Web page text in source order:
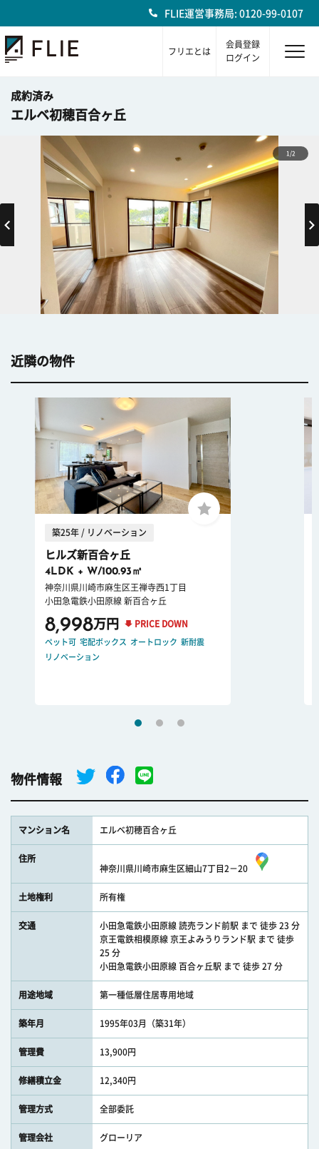
FLIE運営事務局: 0120-99-0107
フリエとは
会員登録
ログイン
成約済み
エルベ初穂百合ヶ丘
1/2
近隣の物件
築25年 / リノベーション
ヒルズ新百合ヶ丘
4LDK + W/100.93㎡
神奈川県川崎市麻生区王禅寺西1丁目
小田急電鉄小田原線 新百合ヶ丘
8,998万円 PRICE DOWN
ペット可 宅配ボックス オートロック 新耐震
リノベーション
物件情報
マンション名 エルベ初穂百合ヶ丘
住所
神奈川県川崎市麻生区細山7丁目2－20
土地権利 所有権
交通
小田急電鉄小田原線 読売ランド前駅 まで 徒歩 23 分
京王電鉄相模原線 京王よみうりランド駅 まで 徒歩
25 分
小田急電鉄小田原線 百合ヶ丘駅 まで 徒歩 27 分
用途地域 第一種低層住居専用地域
築年月 1995年03月（築31年）
管理費 13,900円
修繕積立金 12,340円
管理方式 全部委託
管理会社 グローリア